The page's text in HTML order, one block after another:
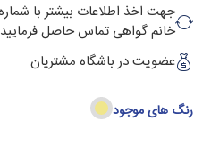
خانم گواهی تماس حاصل فرمایید
عضویت در باشگاه مشتریان
رنگ های موجود